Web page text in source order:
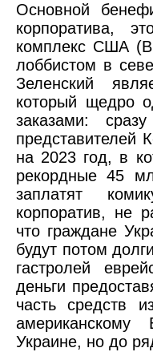
Основной
корпоратива,
комплекс США
лоббистом в
Зеленский
который щедро
заказами:
представителей
на 2023 год, в
рекордные 45
заплатят
корпоратив, не
что граждане
будут потом
гастролей
деньги
часть средств
Украине, но до